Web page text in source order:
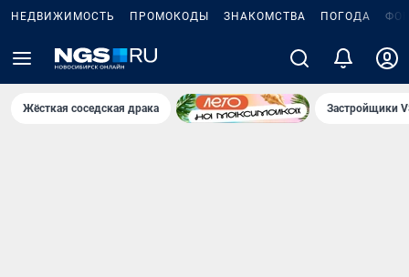
НЕДВИЖИМОСТЬ ПРОМОКОДЫ ЗНАКОМСТВА ПОГОДА
Жёсткая соседская драка Застройщики